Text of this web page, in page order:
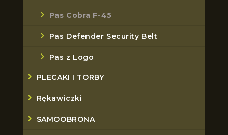
Pas Cobra F-45
Pas Defender Security Belt
Pas z Logo
PLECAKI I TORBY
Rękawiczki
SAMOOBRONA